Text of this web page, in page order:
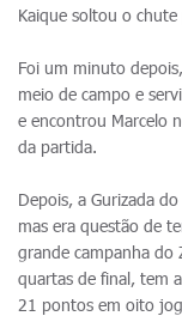
Kaique soltou o
Foi um minuto
meio de campo e
e encontrou Marcelo
da partida.
Depois, a Gurizada
mas era questão de
grande campanha do
quartas de final, tem
21 pontos em oito